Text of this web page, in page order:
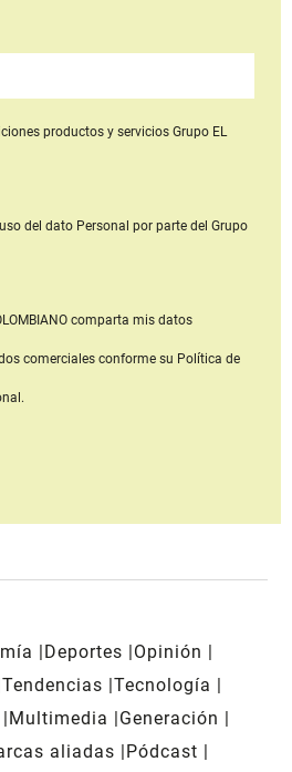
productos y serviciosGrupo EL
del dato Personal por parte del Grupo
comparta mis datos
comerciales conforme su Política de
Deportes
Opinión
Tendencias Tecnología
Multimedia
Generación
aliadas
Pódcast